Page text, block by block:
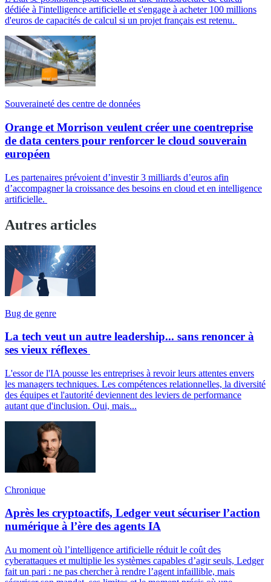
dédiée à l'intelligence artificielle et s'engage à acheter 100 millions
d'euros de capacités de calcul si un projet français est retenu.
Souveraineté des centre de données
Orange et Morrison veulent créer une coentreprise
de data centers pour renforcer le cloud souverain
européen
Les partenaires prévoient d’investir 3 milliards d’euros afin
d’accompagner la croissance des besoins en cloud et en intelligence
artificielle.
Autres articles
Bug de genre
La tech veut un autre leadership... sans renoncer à
ses vieux réflexes
L'essor de l'IA pousse les entreprises à revoir leurs attentes envers
les managers techniques. Les compétences relationnelles, la diversité
des équipes et l'autorité deviennent des leviers de performance
autant que d'inclusion. Oui, mais...
Chronique
Après les cryptoactifs, Ledger veut sécuriser l’action
numérique à l’ère des agents IA
Au moment où l’intelligence artificielle réduit le coût des
cyberattaques et multiplie les systèmes capables d’agir seuls, Ledger
fait un pari : ne pas chercher à rendre l’agent infaillible, mais